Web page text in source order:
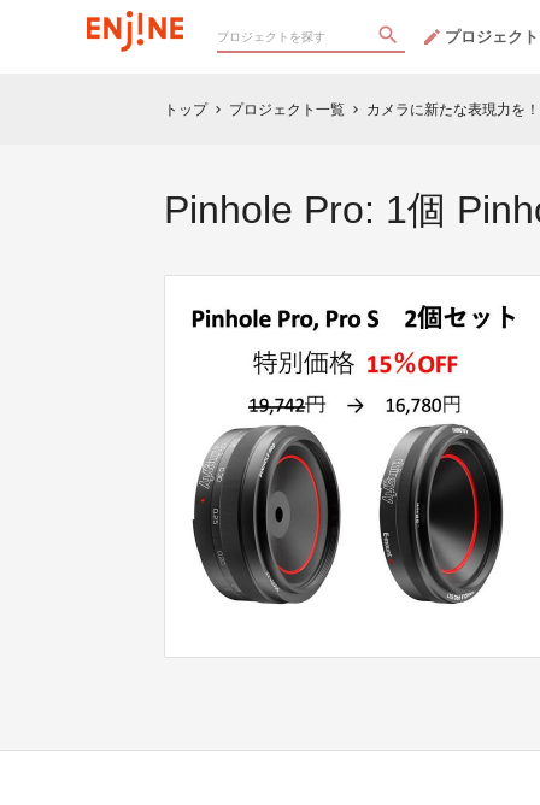
プロジェク
トップ chevron_right プロジェクト一覧 chevron_right カメラに新たな表現力を
Pinhole Pro: 1個